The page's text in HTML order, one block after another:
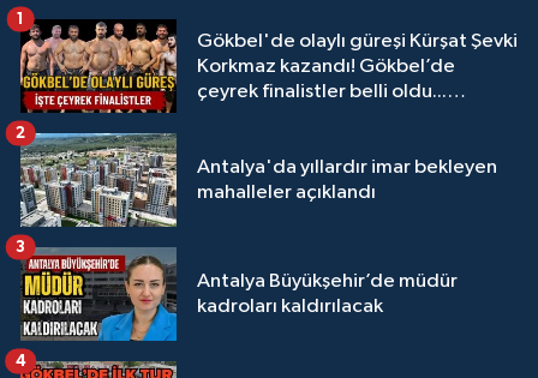
Gökbel'de olaylı güreşi Kürşat Şevki
Korkmaz kazandı! Gökbel’de
çeyrek finalistler belli oldu...
1
Antalya'da yıllardır imar bekleyen
mahalleler açıklandı
2
Antalya Büyükşehir’de müdür
kadroları kaldırılacak
3
4